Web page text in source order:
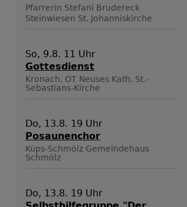
Pfarrerin Stefani Brudereck
Steinwiesen St. Johanniskirche
So, 9.8. 11 Uhr
Gottesdienst
Kronach, OT Neuses Kath. St.-
Sebastians-Kirche
Do, 13.8. 19 Uhr
Posaunenchor
Küps-Schmölz Gemeindehaus
Schmölz
Do, 13.8. 19 Uhr